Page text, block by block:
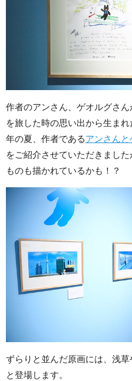
作者のアンさん、ゲオルグさん
を旅した時の思い出から生ま
年の夏、作者であるアンさん
をご紹介させていただきまし
ものも描かれているかも！？
ずらりと並んだ原画には、浅
と登場します。